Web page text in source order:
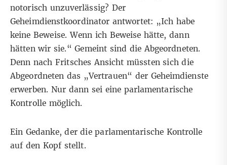
notorisch unzuverlässig? Der
Geheimdienstkoordinator antwortet: „Ich habe
keine Beweise. Wenn ich Beweise hätte, dann
hätten wir sie.“ Gemeint sind die Abgeordneten.
Denn nach Fritsches Ansicht müssten sich die
Abgeordneten das „Vertrauen“ der Geheimdienste
erwerben. Nur dann sei eine parlamentarische
Kontrolle möglich.
Ein Gedanke, der die parlamentarische Kontrolle
auf den Kopf stellt.